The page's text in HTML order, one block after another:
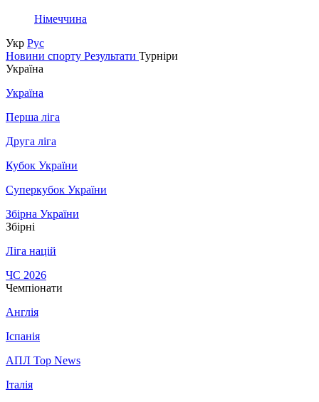
Німеччина
Укр Рус
Новини спорту Результати Турніри
Україна
Україна
Перша ліга
Друга ліга
Кубок України
Суперкубок України
Збірна України
Збірні
Ліга націй
ЧС 2026
Чемпіонати
Англія
Іспанія
АПЛ Top News
Італія